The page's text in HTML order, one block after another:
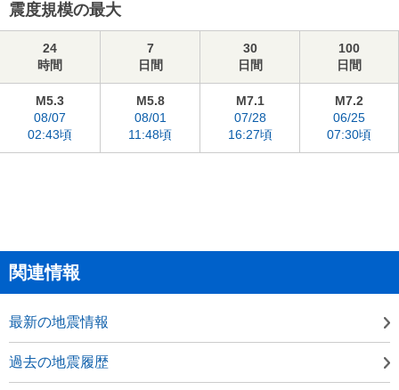
震度規模の最大
24
時間
7
日間
30
日間
100
日間
M5.3
08/07
02:43頃
M5.8
08/01
11:48頃
M7.1
07/28
16:27頃
M7.2
06/25
07:30頃
関連情報
最新の地震情報
過去の地震履歴